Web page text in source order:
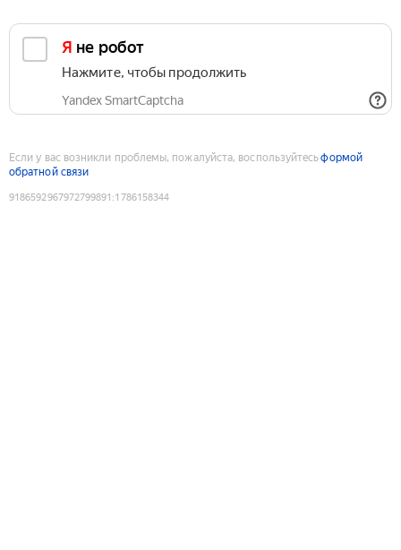
Я не робот
Нажмите, чтобы продолжить
Yandex SmartCaptcha
Если у вас возникли проблемы, пожалуйста, воспользуйтесьформой
обратной связи
9186592967972799891 :1786158344